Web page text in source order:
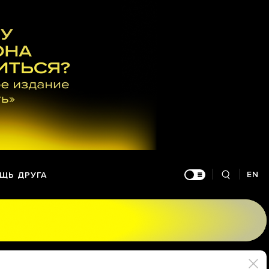
ДРУГА EN